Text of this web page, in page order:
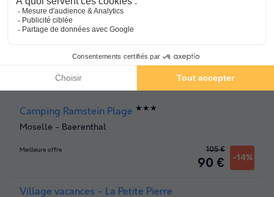
Campings pas chers autour de
Baerenthal.
Meilleure offrepour séjour 7 nuits
Camping Ramstein Plage ★★★
Moselle - Baerenthal
Meilleure offre
90 € -14%
105 €
Village vacances - La Petite Pierre